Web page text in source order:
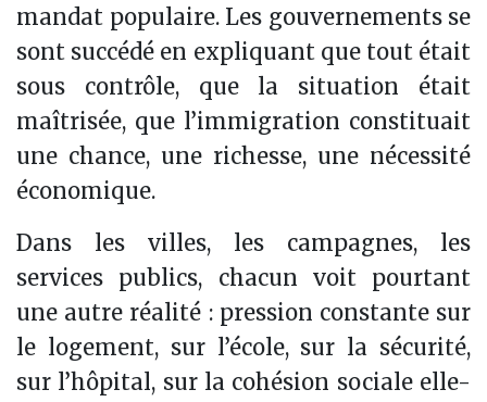
mandat populaire. Les gouvernements se
sont succédé en expliquant que tout était
sous contrôle, que la situation était
maîtrisée, que l’immigration constituait
une chance, une richesse, une nécessité
économique.
Dans les villes, les campagnes, les
services publics, chacun voit pourtant
une autre réalité : pression constante sur
le logement, sur l’école, sur la sécurité,
sur l’hôpital, sur la cohésion sociale elle-